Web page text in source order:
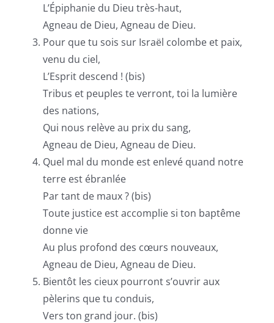
L’Épiphanie du Dieu très-haut,
Agneau de Dieu, Agneau de Dieu.
Pour que tu sois sur Israël colombe et paix,
venu du ciel,
L’Esprit descend ! (bis)
Tribus et peuples te verront, toi la lumière
des nations,
Qui nous relève au prix du sang,
Agneau de Dieu, Agneau de Dieu.
Quel mal du monde est enlevé quand notre
terre est ébranlée
Par tant de maux ? (bis)
Toute justice est accomplie si ton baptême
donne vie
Au plus profond des cœurs nouveaux,
Agneau de Dieu, Agneau de Dieu.
Bientôt les cieux pourront s’ouvrir aux
pèlerins que tu conduis,
Vers ton grand jour. (bis)